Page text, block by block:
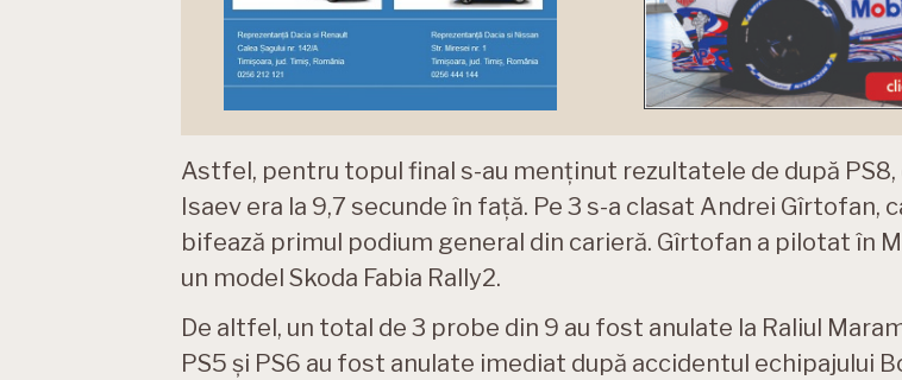
Astfel, pentru topul final s-au menținut rezultatele de după PS8,
Isaev era la 9,7 secunde în față. Pe 3 s-a clasat Andrei Gîrtofan,
bifează primul podium general din carieră. Gîrtofan a pilotat în
un model Skoda Fabia Rally2.
De altfel, un total de 3 probe din 9 au fost anulate la Raliul
PS5 și PS6 au fost anulate imediat după accidentul echipajului